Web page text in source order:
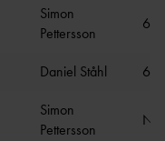
Simon
Pettersson
Daniel Ståhl
Simon
Pettersson
NM